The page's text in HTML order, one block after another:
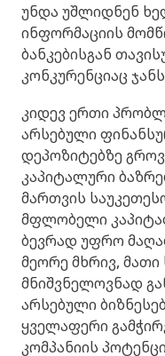
უნდა უშლიდნენ
ინფორმაციის
ბანკებისგან
კონკურენციაც
კიდევ ერთი
არსებული
დეპოზიტებზე
კაპიტალური
მართვის
მფლობელი
ბევრად უფრო
მეორე მხრივ,
მნიშვნელოვნად
არსებული
ყველაფერი
კომპანიის